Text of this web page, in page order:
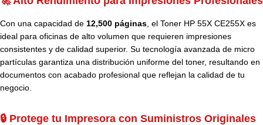
Con una capacidad de 12,500 páginas , el Toner HP 55X CE255X es
ideal para oficinas de alto volumen que requieren impresiones
consistentes y de calidad superior. Su tecnología avanzada de micro
partículas garantiza una distribución uniforme del toner, resultando en
documentos con acabado profesional que reflejan la calidad de tu
negocio.
🔒 Protege tu Impresora con Suministros Originales